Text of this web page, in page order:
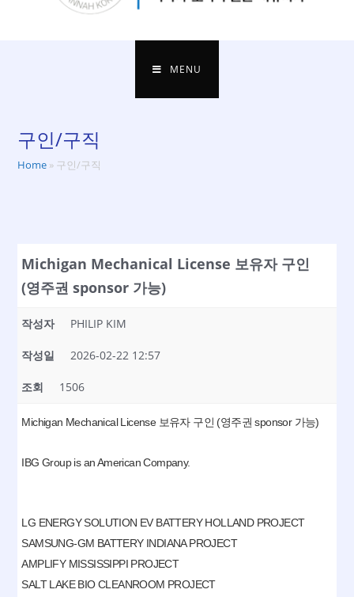
MENU
구인/구직
Home » 구인/구직
Michigan Mechanical License 보유자 구인
(영주권 sponsor 가능)
작성자 PHILIP KIM
작성일 2026-02-22 12:57
조회 1506
Michigan Mechanical License 보유자 구인 (영주권 sponsor 가능)
IBG Group is an American Company.
LG ENERGY SOLUTION EV BATTERY HOLLAND PROJECT
SAMSUNG-GM BATTERY INDIANA PROJECT
AMPLIFY MISSISSIPPI PROJECT
SALT LAKE BIO CLEANROOM PROJECT